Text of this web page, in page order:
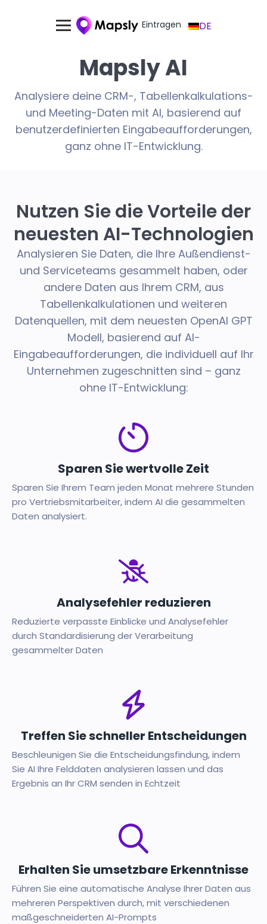
Eintragen DE
Mapsly AI
Analysiere deine CRM-, Tabellenkalkulations-
und Meeting-Daten mit AI, basierend auf
benutzerdefinierten Eingabeaufforderungen,
ganz ohne IT-Entwicklung.
Nutzen Sie die Vorteile der
neuesten AI-Technologien
Analysieren Sie Daten, die Ihre Außendienst-
und Serviceteams gesammelt haben, oder
andere Daten aus Ihrem CRM, aus
Tabellenkalkulationen und weiteren
Datenquellen, mit dem neuesten OpenAI GPT
Modell, basierend auf AI-
Eingabeaufforderungen, die individuell auf Ihr
Unternehmen zugeschnitten sind – ganz
ohne IT-Entwicklung:
Sparen Sie wertvolle Zeit
Sparen Sie Ihrem Team jeden Monat mehrere Stunden
pro Vertriebsmitarbeiter, indem AI die gesammelten
Daten analysiert.
Analysefehler reduzieren
Reduzierte verpasste Einblicke und Analysefehler
durch Standardisierung der Verarbeitung
gesammelter Daten
Treffen Sie schneller Entscheidungen
Beschleunigen Sie die Entscheidungsfindung, indem
Sie AI Ihre Felddaten analysieren lassen und das
Ergebnis an Ihr CRM senden in Echtzeit
Erhalten Sie umsetzbare Erkenntnisse
Führen Sie eine automatische Analyse Ihrer Daten aus
mehreren Perspektiven durch, mit verschiedenen
maßgeschneiderten AI-Prompts